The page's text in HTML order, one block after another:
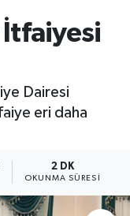
İtfaiyesi
Dairesi
eri daha
2 DK
OKUNMA SÜRESI